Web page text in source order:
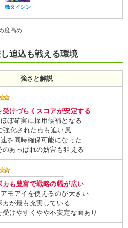
機タイシン
度高め
追込も戦える環境
強さと解説
受けづらくスコアが安定する
ぼ確実に採用候補となる
強化された点も追い風
を同時確保可能になった
のあっぱれの妨害も狙える
カも豊富で戦略の幅が広い
モアイを使えるのが大きい
カが最も充実している
受けやすくやや不安定な面あり